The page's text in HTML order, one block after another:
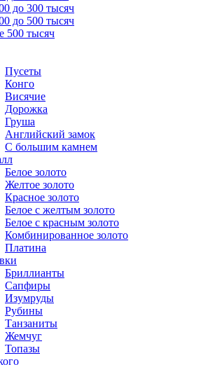
до 300 тысяч
до 500 тысяч
500 тысяч
Пусеты
Конго
Висячие
Дорожка
Груша
Английский замок
С большим камнем
Белое золото
Желтое золото
Красное золото
Белое с желтым золото
Белое с красным золото
Комбинированное золото
Платина
Бриллианты
Сапфиры
Изумруды
Рубины
Танзаниты
Жемчуг
Топазы